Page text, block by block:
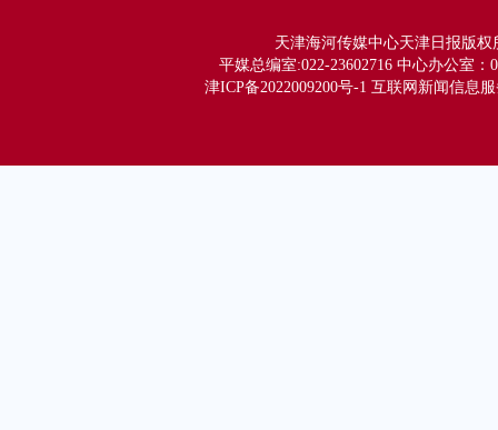
天津海河传媒中心天津日报版权
平媒总编室:022-23602716 中心办公室：
津ICP备2022009200号-1 互联网新闻信息